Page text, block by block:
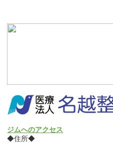
ジムへのアクセス
◆住所◆